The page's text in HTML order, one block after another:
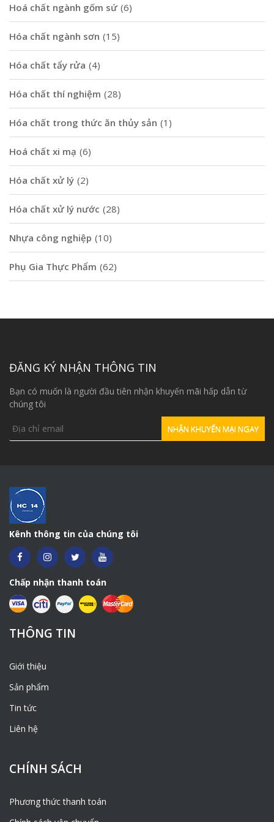
Hoá chất ngành gốm sứ (6)
Hóa chất ngành sơn (15)
Hóa chất tẩy rửa (4)
Hóa chất thí nghiệm (28)
Hóa chất trong thức ăn thủy sản (1)
Hoá chất xi mạ (6)
Hóa chất xử lý (2)
Hóa chất xử lý nước (28)
Nhựa công nghiệp (10)
Phụ Gia Thực Phẩm (62)
ĐĂNG KÝ NHẬN THÔNG TIN
Bạn có muốn là người đầu tiên nhận khuyến mãi hấp dẫn từ
chúng tôi
Kênh thông tin của chúng tôi
Chấp nhận thanh toán
THÔNG TIN
Giới thiệu
Sản phẩm
Tin tức
Liên hệ
CHÍNH SÁCH
Phương thức thanh toán